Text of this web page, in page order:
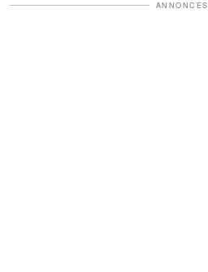
ANNONCES